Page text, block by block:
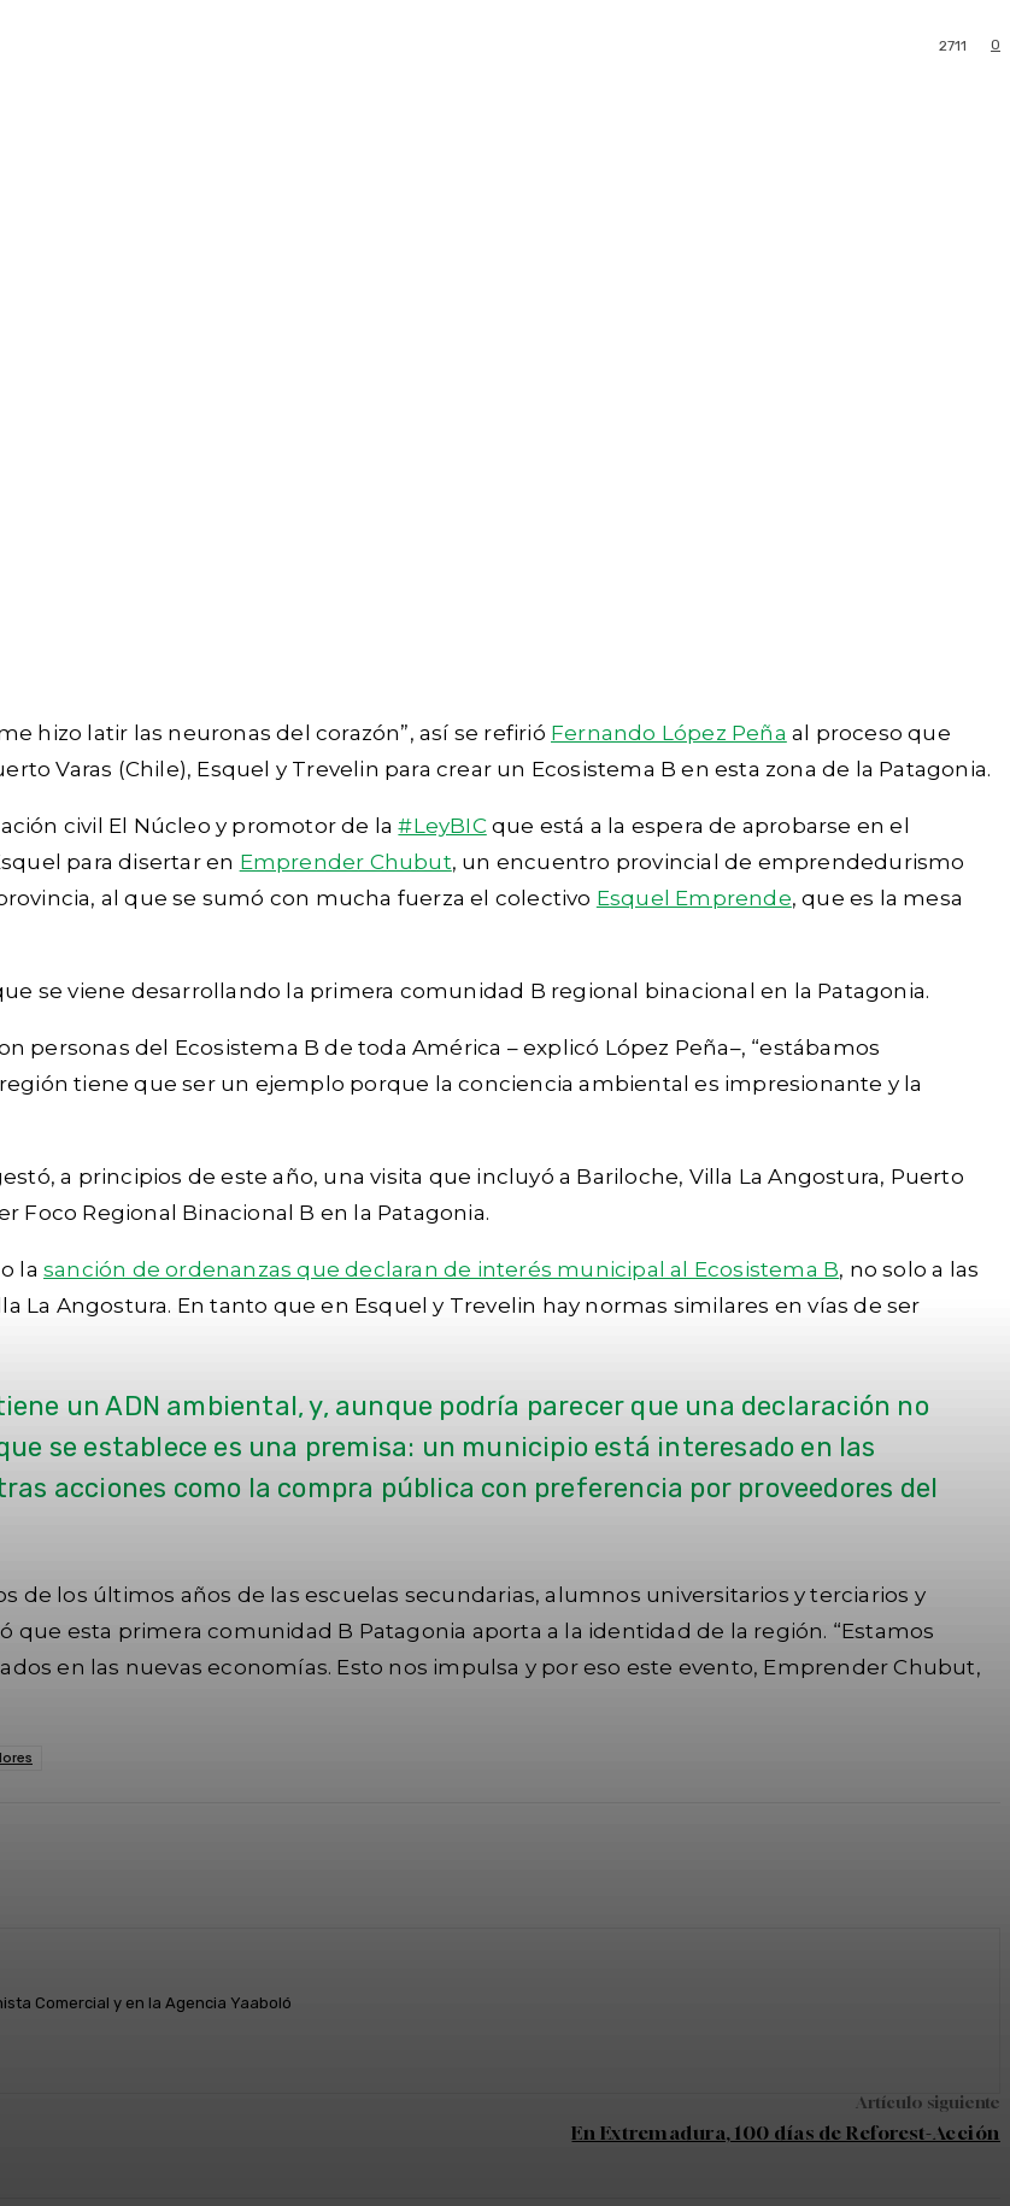
0
2711
hizo latir las neuronas del corazón”, así se refirió Fernando López Peña al proceso que
Varas (Chile), Esquel y Trevelin para crear un Ecosistema B en esta zona de la Patagonia.
civil El Núcleo y promotor de la#LeyBICque está a la espera de aprobarse en el
para disertar en Emprender Chubut, un encuentro provincial de emprendedurismo
al que se sumó con mucha fuerza el colectivo Esquel Emprende, que es la mesa
se viene desarrollando la primera comunidad B regional binacional en la Patagonia.
personas del Ecosistema B de toda América – explicó López Peña–, “estábamos
tiene que ser un ejemplo porque la conciencia ambiental es impresionante y la
a principios de este año, una visita que incluyó a Bariloche, Villa La Angostura, Puerto
Foco Regional Binacional B en la Patagonia.
lasanción de ordenanzas que declaran de interés municipal al Ecosistema B, no solo a las
La Angostura. En tanto que en Esquel y Trevelin hay normas similares en vías de ser
un ADN ambiental, y, aunque podría parecer que una declaración no
se establece es una premisa: un municipio está interesado en las
acciones como la compra pública con preferencia por proveedores del
los últimos años de las escuelas secundarias, alumnos universitarios y terciarios y
esta primera comunidad B Patagonia aporta a la identidad de la región. “Estamos
en las nuevas economías. Esto nos impulsa y por eso este evento, Emprender Chubut,
Comercial y en la Agencia Yaaboló
Artículo siguiente
En Extremadura, 100 días de Reforest-Acción